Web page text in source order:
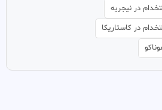
در نیجریه
در کاستاریکا